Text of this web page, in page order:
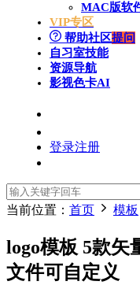
MAC版软
VIP专区
帮助社区提问
自习室技能
资源导航
影视色卡AI
登录注册
当前位置： 首页 模板
logo模板 5款矢
文件可自定义